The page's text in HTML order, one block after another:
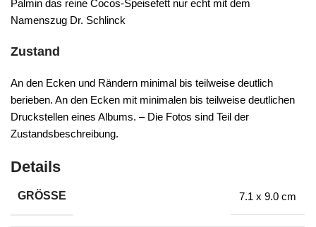
Palmin das reine Cocos-Speisefett nur echt mit dem
Namenszug Dr. Schlinck
Zustand
An den Ecken und Rändern minimal bis teilweise deutlich
berieben. An den Ecken mit minimalen bis teilweise deutlichen
Druckstellen eines Albums. – Die Fotos sind Teil der
Zustandsbeschreibung.
Details
GRÖSSE 7.1 x 9.0 cm